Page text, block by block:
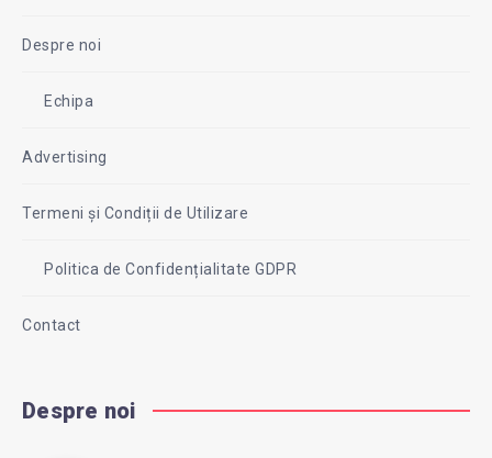
Despre noi
Echipa
Advertising
Termeni și Condiții de Utilizare
Politica de Confidențialitate GDPR
Contact
Despre noi